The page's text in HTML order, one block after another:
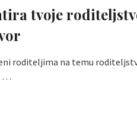
tvoje
roditeljima na temu
…